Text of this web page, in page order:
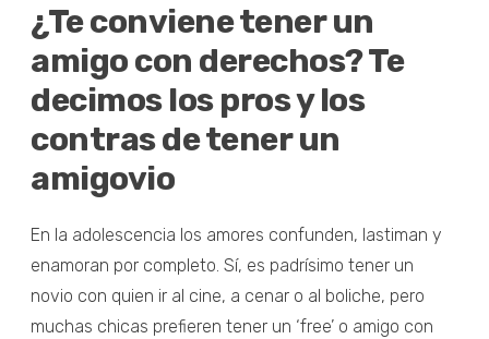
¿Te conviene tener un
amigo con derechos? Te
decimos los pros y los
contras de tener un
amigovio
En la adolescencia los amores confunden, lastiman y
enamoran por completo. Sí, es padrísimo tener un
novio con quien ir al cine, a cenar o al boliche, pero
muchas chicas prefieren tener un ‘free’ o amigo con